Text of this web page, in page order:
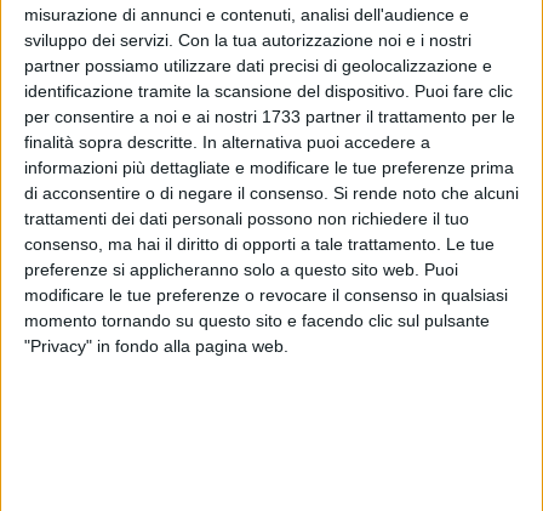
misurazione di annunci e contenuti, analisi dell'audience e
sviluppo dei servizi. Con la tua autorizzazione noi e i nostri
partner possiamo utilizzare dati precisi di geolocalizzazione e
identificazione tramite la scansione del dispositivo. Puoi fare clic
per consentire a noi e ai nostri 1733 partner il trattamento per le
finalità sopra descritte. In alternativa puoi accedere a
informazioni più dettagliate e modificare le tue preferenze prima
di acconsentire o di negare il consenso. Si rende noto che alcuni
trattamenti dei dati personali possono non richiedere il tuo
consenso, ma hai il diritto di opporti a tale trattamento. Le tue
preferenze si applicheranno solo a questo sito web. Puoi
modificare le tue preferenze o revocare il consenso in qualsiasi
momento tornando su questo sito e facendo clic sul pulsante
"Privacy" in fondo alla pagina web.
70
Si comunica che da Lunedì 17 febbraio, salvo condizioni
meteo sfavorevoli, inizieranno lavori di rifacimento della
segnaletica orizzontale (strisce pedonali, stalli per
parcheggio, posti per disabili ecc..) su Corso Vittorio
Emanuele e su tutte le strade che sono state recentemente
interessate dalla messa in posa del nuovo manto stradale. I
lavori partiranno da Corso Vittorio Emanuele angolo Via
Consalvo da Cordova.